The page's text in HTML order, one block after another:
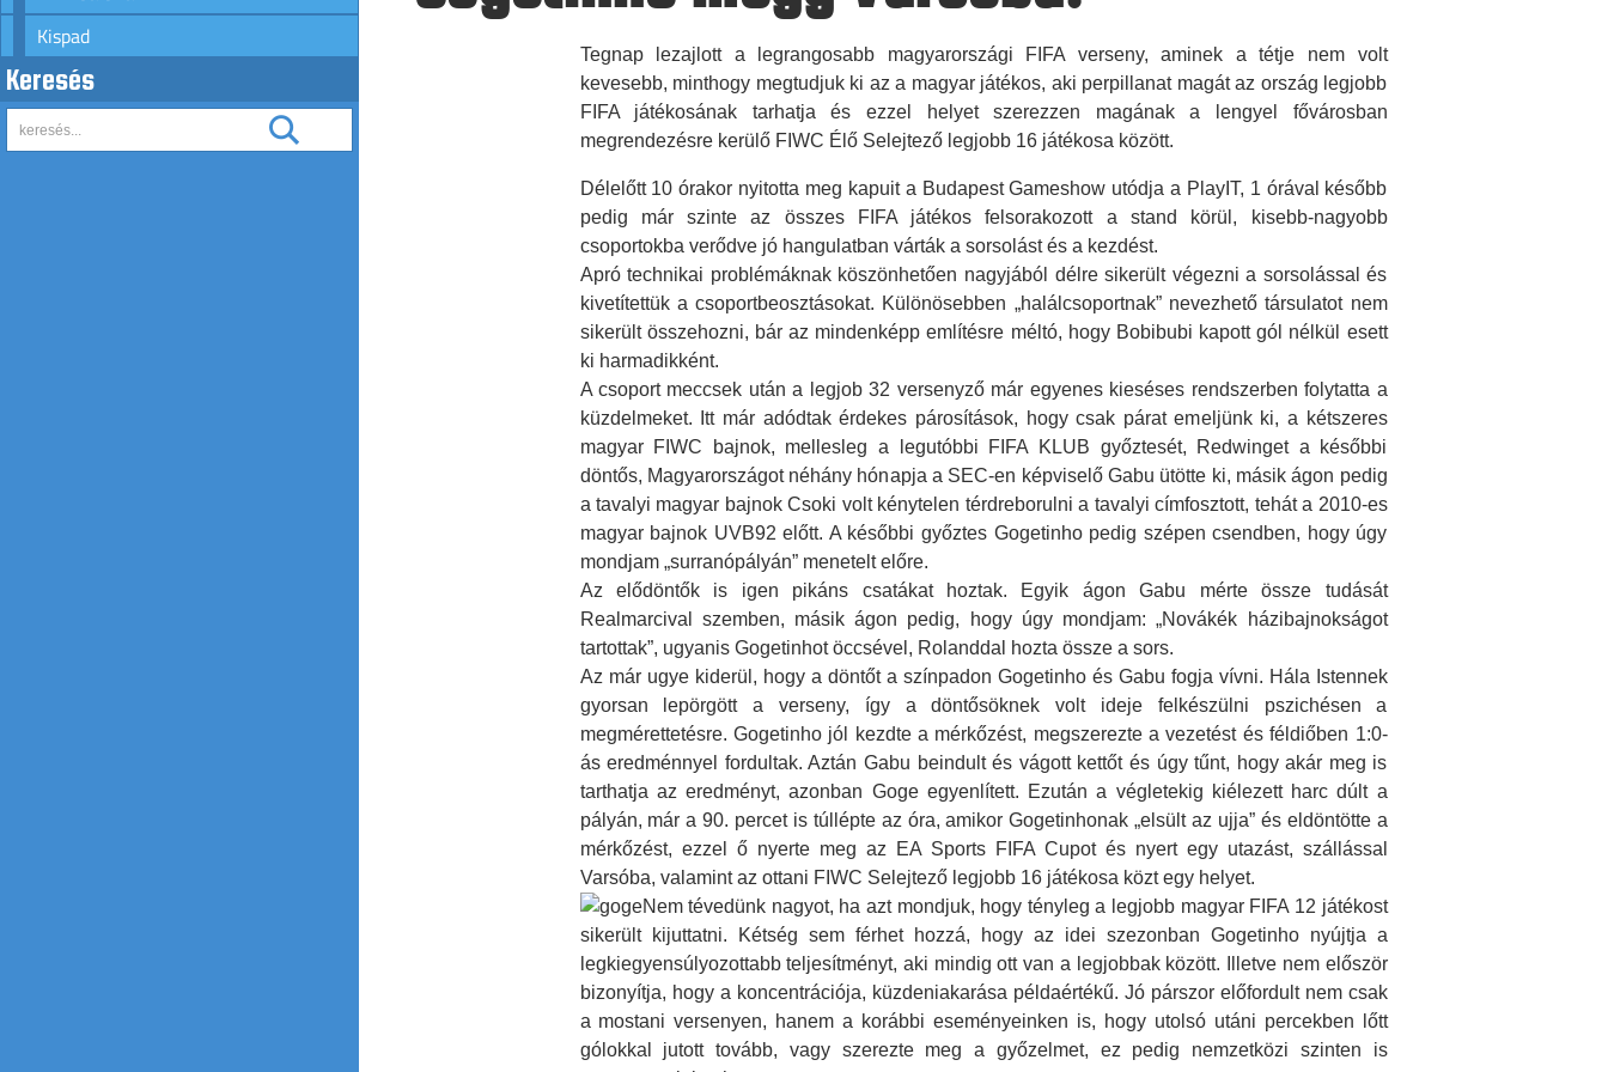
Kispad
Keresés
Tegnap lezajlott a legrangosabb magyarországi FIFA verseny, aminek a tétje nem volt
kevesebb, minthogy megtudjuk ki az a magyar játékos, aki perpillanat magát az ország legjobb
FIFA játékosának tarhatja és ezzel helyet szerezzen magának a lengyel fővárosban
megrendezésre kerülő FIWC Élő Selejtező legjobb 16 játékosa között.
Délelőtt 10 órakor nyitotta meg kapuit a Budapest Gameshow utódja a PlayIT, 1 órával később
pedig már szinte az összes FIFA játékos felsorakozott a stand körül, kisebb-nagyobb
csoportokba verődve jó hangulatban várták a sorsolást és a kezdést.
Apró technikai problémáknak köszönhetően nagyjából délre sikerült végezni a sorsolással és
kivetítettük a csoportbeosztásokat. Különösebben „halálcsoportnak” nevezhető társulatot nem
sikerült összehozni, bár az mindenképp említésre méltó, hogy Bobibubi kapott gól nélkül esett
ki harmadikként.
A csoport meccsek után a legjob 32 versenyző már egyenes kieséses rendszerben folytatta a
küzdelmeket. Itt már adódtak érdekes párosítások, hogy csak párat emeljünk ki, a kétszeres
magyar FIWC bajnok, mellesleg a legutóbbi FIFA KLUB győztesét, Redwinget a későbbi
döntős, Magyarországot néhány hónapja a SEC-en képviselő Gabu ütötte ki, másik ágon pedig
a tavalyi magyar bajnok Csoki volt kénytelen térdreborulni a tavalyi címfosztott, tehát a 2010-es
magyar bajnok UVB92 előtt. A későbbi győztes Gogetinho pedig szépen csendben, hogy úgy
mondjam „surranópályán” menetelt előre.
Az elődöntők is igen pikáns csatákat hoztak. Egyik ágon Gabu mérte össze tudását
Realmarcival szemben, másik ágon pedig, hogy úgy mondjam: „Novákék házibajnokságot
tartottak”, ugyanis Gogetinhot öccsével, Rolanddal hozta össze a sors.
Az már ugye kiderül, hogy a döntőt a színpadon Gogetinho és Gabu fogja vívni. Hála Istennek
gyorsan lepörgött a verseny, így a döntősöknek volt ideje felkészülni pszichésen a
megmérettetésre. Gogetinho jól kezdte a mérkőzést, megszerezte a vezetést és féldiőben 1:0-
ás eredménnyel fordultak. Aztán Gabu beindult és vágott kettőt és úgy tűnt, hogy akár meg is
tarthatja az eredményt, azonban Goge egyenlített. Ezután a végletekig kiélezett harc dúlt a
pályán, már a 90. percet is túllépte az óra, amikor Gogetinhonak „elsült az ujja” és eldöntötte a
mérkőzést, ezzel ő nyerte meg az EA Sports FIFA Cupot és nyert egy utazást, szállással
Varsóba, valamint az ottani FIWC Selejtező legjobb 16 játékosa közt egy helyet.
Nem tévedünk nagyot, ha azt mondjuk, hogy tényleg a legjobb magyar FIFA 12 játékost
sikerült kijuttatni. Kétség sem férhet hozzá, hogy az idei szezonban Gogetinho nyújtja a
legkiegyensúlyozottabb teljesítményt, aki mindig ott van a legjobbak között. Illetve nem először
bizonyítja, hogy a koncentrációja, küzdeniakarása példaértékű. Jó párszor előfordult nem csak
a mostani versenyen, hanem a korábbi eseményeinken is, hogy utolsó utáni percekben lőtt
gólokkal jutott tovább, vagy szerezte meg a győzelmet, ez pedig nemzetközi szinten is